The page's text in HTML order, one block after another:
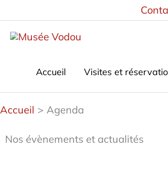
contenu
Accueil Visites et
Accueil Agenda
Nos évènements et actualités